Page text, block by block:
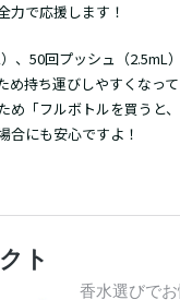
力で応援します！
、50回プッシュ（2.5mL
持ち運びしやすくなって
め「フルボトルを買うと
にも安心ですよ！